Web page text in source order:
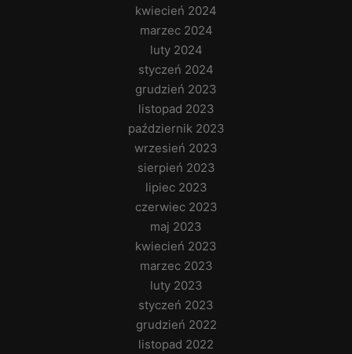
kwiecień 2024
marzec 2024
luty 2024
styczeń 2024
grudzień 2023
listopad 2023
październik 2023
wrzesień 2023
sierpień 2023
lipiec 2023
czerwiec 2023
maj 2023
kwiecień 2023
marzec 2023
luty 2023
styczeń 2023
grudzień 2022
listopad 2022